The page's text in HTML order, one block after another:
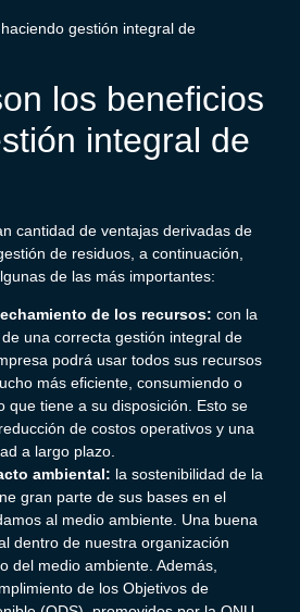
los beneficios
integral de
cantidad de ventajas derivadas de
de residuos, a continuación,
de las más importantes:
de los recursos: con la
una correcta gestión integral de
podrá usar todos sus recursos
más eficiente, consumiendo o
que tiene a su disposición. Esto se
de costos operativos y una
a largo plazo.
ambiental: la sostenibilidad de la
gran parte de sus bases en el
al medio ambiente. Una buena
dentro de nuestra organización
del medio ambiente. Además,
de los Objetivos de